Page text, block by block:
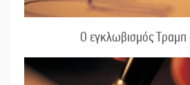
Ο εγκλωβισμός Τραμπ